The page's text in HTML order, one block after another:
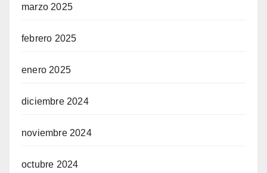
marzo 2025
febrero 2025
enero 2025
diciembre 2024
noviembre 2024
octubre 2024